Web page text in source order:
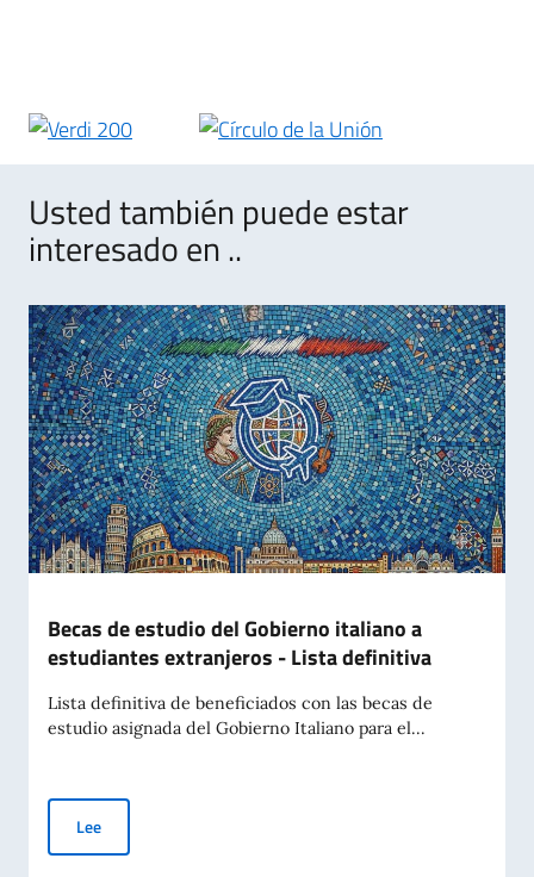
Usted también puede estar
interesado en ..
Becas de estudio del Gobierno italiano a
estudiantes extranjeros - Lista definitiva
Lista definitiva de beneficiados con las becas de
estudio asignada del Gobierno Italiano para el...
LeeBecas de estudio del Gobierno italiano a estudiantes